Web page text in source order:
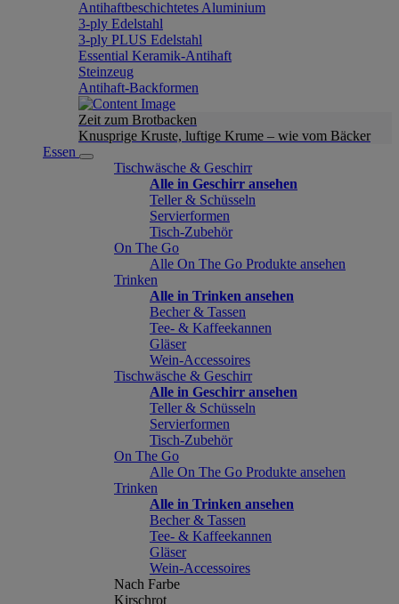
Antihaftbeschichtetes Aluminium
3-ply Edelstahl
3-ply PLUS Edelstahl
Essential Keramik-Antihaft
Steinzeug
Antihaft-Backformen
Zeit zum Brotbacken
Knusprige Kruste, luftige Krume – wie vom Bäcker
Essen
Tischwäsche & Geschirr
Alle in Geschirr ansehen
Teller & Schüsseln
Servierformen
Tisch-Zubehör
On The Go
Alle On The Go Produkte ansehen
Trinken
Alle in Trinken ansehen
Becher & Tassen
Tee- & Kaffeekannen
Gläser
Wein-Accessoires
Tischwäsche & Geschirr
Alle in Geschirr ansehen
Teller & Schüsseln
Servierformen
Tisch-Zubehör
On The Go
Alle On The Go Produkte ansehen
Trinken
Alle in Trinken ansehen
Becher & Tassen
Tee- & Kaffeekannen
Gläser
Wein-Accessoires
Nach Farbe
Kirschrot